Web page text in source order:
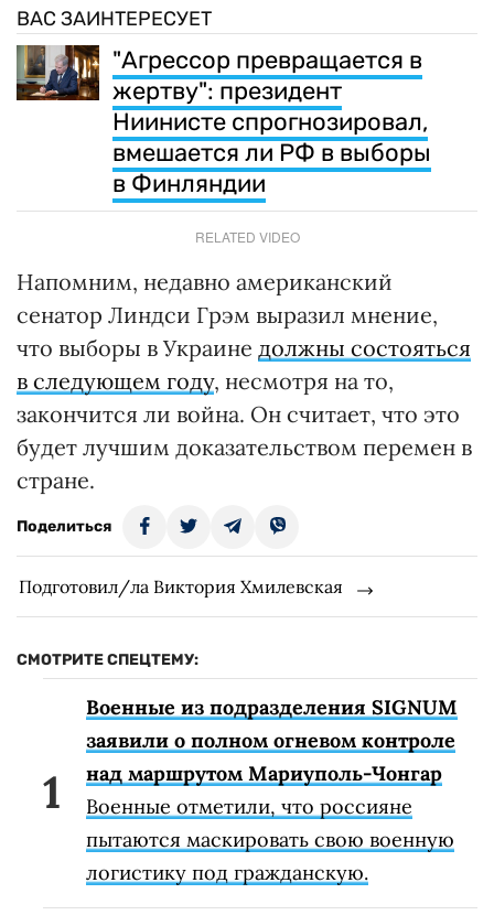
ВАС ЗАИНТЕРЕСУЕТ
"Агрессор превращается в
жертву": президент
Ниинисте спрогнозировал,
вмешается ли РФ в выборы
в Финляндии
RELATED VIDEO
Напомним, недавно американский
сенатор Линдси Грэм выразил мнение,
что выборы в Украине должны состояться
в следующем году, несмотря на то,
закончится ли война. Он считает, что это
будет лучшим доказательством перемен в
стране.
Поделиться
Подготовил/ла Виктория Хмилевская
СМОТРИТЕ СПЕЦТЕМУ:
Военные из подразделения SIGNUM
заявили о полном огневом контроле
над маршрутом Мариуполь-Чонгар
Военные отметили, что россияне
пытаются маскировать свою военную
логистику под гражданскую.